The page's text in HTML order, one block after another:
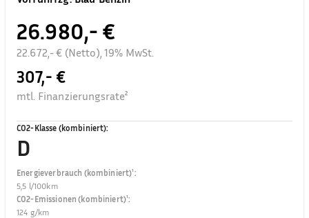
26.980,- €
22.672,- € (Netto), 19% MwSt.
307,- €
mtl. Finanzierungsrate²
CO2-Klasse (kombiniert):
D
Energieverbrauch (kombiniert)¹:
5,5 l/100km
CO2-Emissionen (kombiniert)¹:
124 g/km